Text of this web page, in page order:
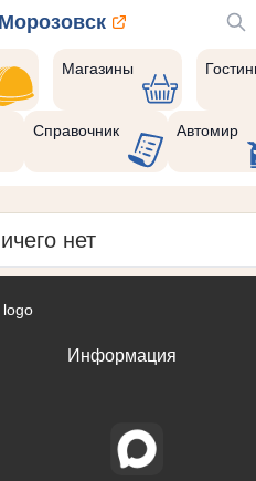
Морозовск
Магазины
Справочник Автомир
нет
Информация